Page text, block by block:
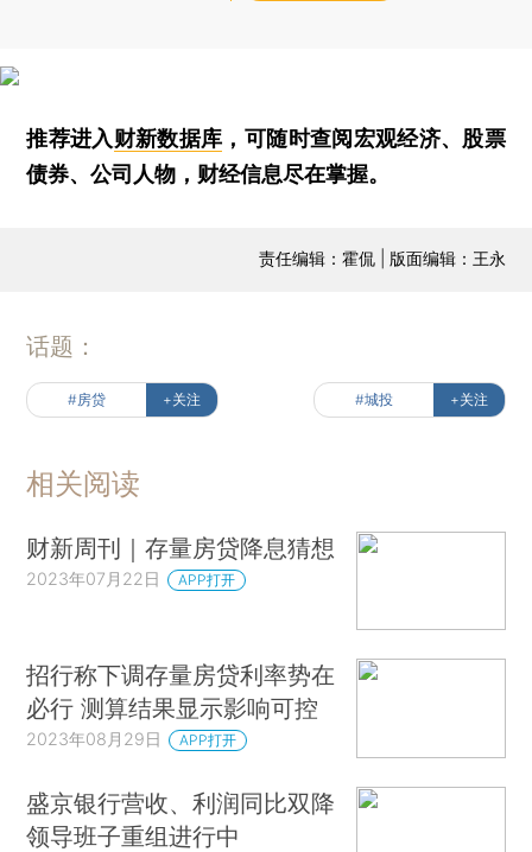
推荐进入财新数据库 ，可随时查阅宏观经济、股票
债券、公司人物，财经信息尽在掌握。
责任编辑：霍侃 | 版面编辑：王永
话题：
#房贷 +关注 #城投 +关注
相关阅读
财新周刊｜存量房贷降息猜想
2023年07月22日 APP打开
招行称下调存量房贷利率势在
必行 测算结果显示影响可控
2023年08月29日 APP打开
盛京银行营收、利润同比双降
领导班子重组进行中